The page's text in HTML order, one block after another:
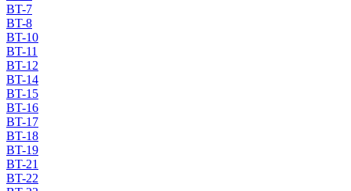
BT-7
BT-8
BT-10
BT-11
BT-12
BT-14
BT-15
BT-16
BT-17
BT-18
BT-19
BT-21
BT-22